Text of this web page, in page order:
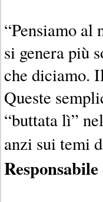
“Pensiamo al
si genera più
che diciamo.
Queste
“buttata lì”
anzi sui temi